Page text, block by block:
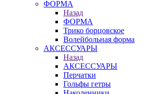
ФОРМА
Назад
ФОРМА
Трико борцовское
Волейбольная форма
АКСЕССУАРЫ
Назад
АКСЕССУАРЫ
Перчатки
Гольфы гетры